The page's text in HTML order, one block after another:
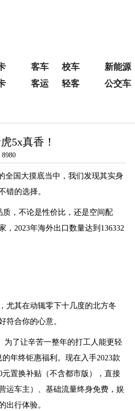
客车
校车
客运
轻客
新能源
公交车
5x真香！
全国大摸底当中，我们发现其实身
错的选择。
，不论是性价比，还是空间配
2023年海外出口数量达到136332
尤其在动辄零下十几度的北方冬
符合你的心意。
为了让辛苦一整年的打工人能更轻
年终钜惠福利。现在入手2023款
元置换补贴（不含都市版），直接
运车主）、基础流量终身免费，娱
出行体验。